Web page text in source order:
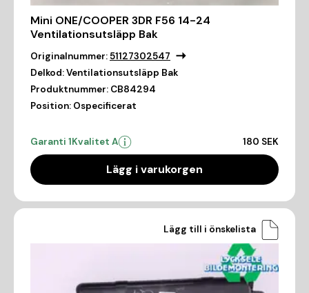
Mini ONE/COOPER 3DR F56 14-24
Ventilationsutsläpp Bak
Originalnummer:51127302547
Delkod:Ventilationsutsläpp Bak
Produktnummer: CB84294
Position: Ospecificerat
Garanti 1Kvalitet A 180 SEK
Lägg i varukorgen
Lägg till i önskelista